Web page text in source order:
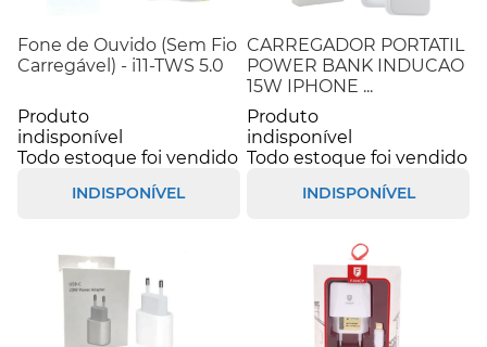
Fone de Ouvido (Sem Fio
Carregável) - i11-TWS 5.0
Produto
indisponível
Todo estoque foi vendido
INDISPONÍVEL
CARREGADOR PORTATIL
POWER BANK INDUCAO
15W IPHONE ...
Produto
indisponível
Todo estoque foi vendido
INDISPONÍVEL